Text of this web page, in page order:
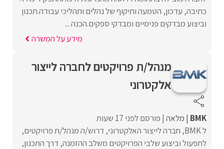
כתיבה, עדכון, הטמעה ותיקוף של נהלים ותהליכי עבודה.תכנון
וביצוע מבדקים פנימיים ומבדקי ספקים.הכנה ...
מידע על המשרה
מנהל/ת פרויקטים לחברה לייצור
אלקטרוני
BMK מלאה פורסם לפני 17 שעות
ל BMK, חברה לייצור האלקטרוני, דרוש/ה מנהל/ת פרויקטים,
לתפעול וביצוע שלבי הפרויקטים משלב ההזמנה, דרך התכנון,